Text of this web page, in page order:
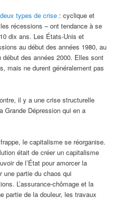
deux types de crise : cyclique et
récessions – ont tendance à se
dix ans. Les États-Unis et
au début des années 1980, au
des années 2000. Elles sont
mais ne durent généralement pas
il y a une crise structurelle
Grande Dépression qui en a
le capitalisme se réorganise.
était de créer un capitalisme
de l’État pour amorcer la
une partie du chaos qui
L’assurance-chômage et la
partie de la douleur, les travaux